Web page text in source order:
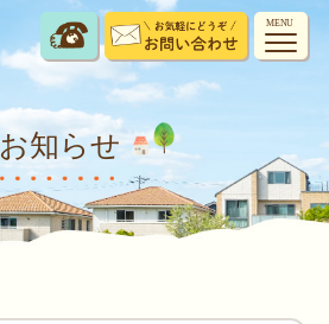
MENU
お知らせ